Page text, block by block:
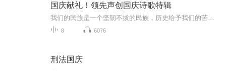
国庆献礼！领先声创国庆诗歌特辑
8 6076
刑法国庆